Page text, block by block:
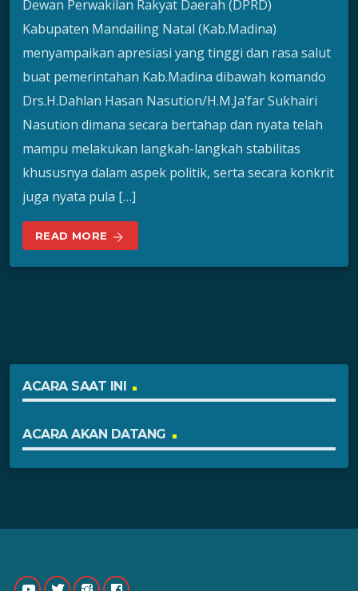
Dewan Perwakilan Rakyat Daerah (DPRD)
Kabupaten Mandailing Natal (Kab.Madina)
menyampaikan apresiasi yang tinggi dan rasa salut
buat pemerintahan Kab.Madina dibawah komando
Drs.H.Dahlan Hasan Nasution/H.M.Ja’far Sukhairi
Nasution dimana secara bertahap dan nyata telah
mampu melakukan langkah-langkah stabilitas
khususnya dalam aspek politik, serta secara konkrit
juga nyata pula […]
READ MORE arrow_forward
ACARA SAAT INI
ACARA AKAN DATANG